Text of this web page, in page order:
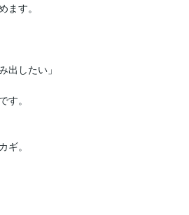
ます。
出したい」
す。
ギ。